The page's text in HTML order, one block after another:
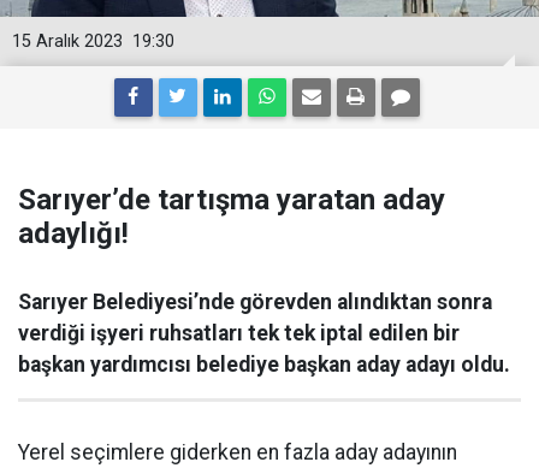
19:30
15 Aralık 2023
Sarıyer’de tartışma yaratan aday
adaylığı!
Sarıyer Belediyesi’nde görevden alındıktan sonra
verdiği işyeri ruhsatları tek tek iptal edilen bir
başkan yardımcısı belediye başkan aday adayı oldu.
Yerel seçimlere giderken en fazla aday adayının